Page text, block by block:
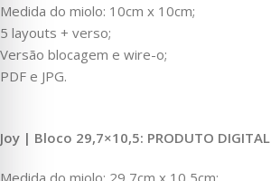
Medida do miolo: 10cm x 10cm;
5 layouts + verso;
Versão blocagem e wire-o;
PDF e JPG.
Joy | Bloco 29,7×10,5: PRODUTO DIGITAL